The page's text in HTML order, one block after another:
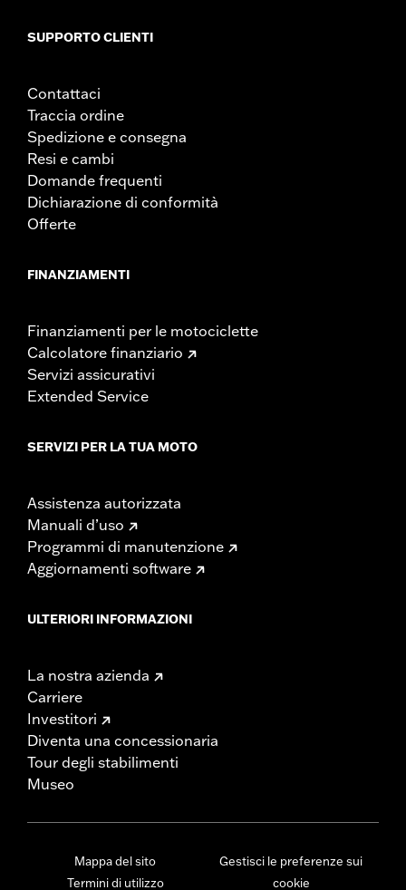
SUPPORTO CLIENTI
Contattaci
Traccia ordine
Spedizione e consegna
Resi e cambi
Domande frequenti
Dichiarazione di conformità
Offerte
FINANZIAMENTI
Finanziamenti per le motociclette
Calcolatore finanziario
Servizi assicurativi
Extended Service
SERVIZI PER LA TUA MOTO
Assistenza autorizzata
Manuali d’uso
Programmi di manutenzione
Aggiornamenti software
ULTERIORI INFORMAZIONI
La nostra azienda
Carriere
Investitori
Diventa una concessionaria
Tour degli stabilimenti
Museo
Mappa del sito
Termini di utilizzo
Gestisci le preferenze sui
cookie